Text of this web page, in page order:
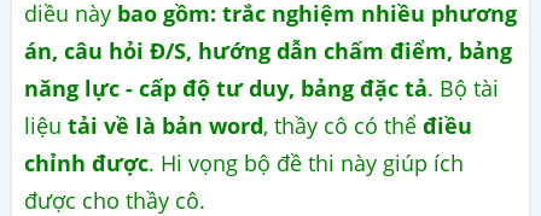
diều này bao gồm: trắc nghiệm nhiều phương
án, câu hỏi Đ/S, hướng dẫn chấm điểm, bảng
năng lực - cấp độ tư duy, bảng đặc tả. Bộ tài
liệu tải về là bản word, thầy cô có thể điều
chỉnh được. Hi vọng bộ đề thi này giúp ích
được cho thầy cô.